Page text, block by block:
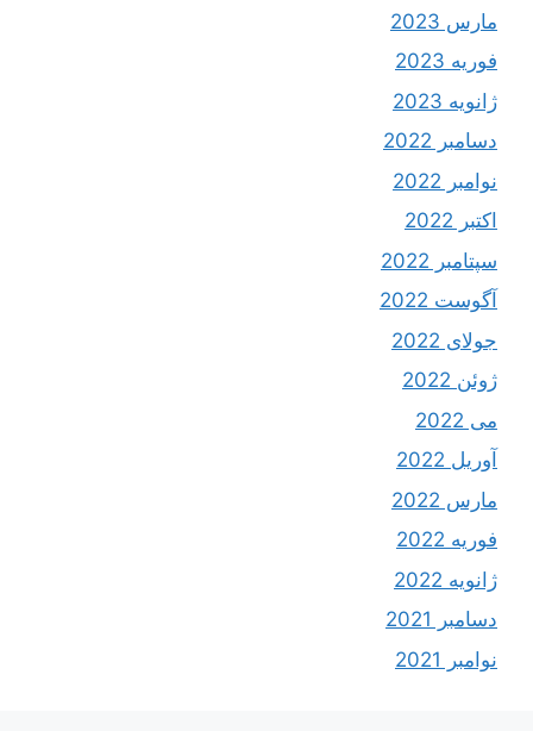
مارس 2023
فوریه 2023
ژانویه 2023
دسامبر 2022
نوامبر 2022
اکتبر 2022
سپتامبر 2022
آگوست 2022
جولای 2022
ژوئن 2022
می 2022
آوریل 2022
مارس 2022
فوریه 2022
ژانویه 2022
دسامبر 2021
نوامبر 2021